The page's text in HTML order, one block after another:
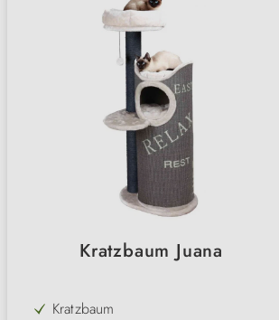
Kratzbaum Juana
Kratzbaum